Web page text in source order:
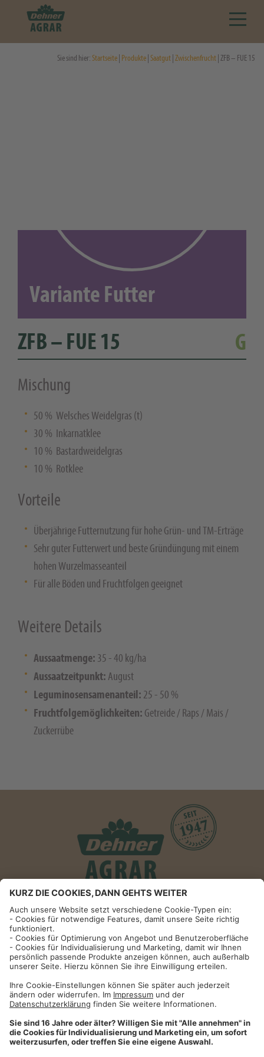
Sie sind hier:Startseite Produkte Saatgut Zwischenfrucht | ZFB – FUE 15
ZFB – FUE 15 G
Mischung
50 % Welsches Weidelgras (t)
30 % Inkarnatklee
10 % Bastardweidelgras
10 % Rotklee
Vorteile
Überjährige Futternutzung für hohe Grün- und TM-Erträge
Sehr guter Futterwert und beste Gründüngung mit einem
hohen Wurzelmasseanteil
Für alle Böden und Fruchtfolgen geeignet
Variante Futter
Weitere Details
Aussaatmenge: 35 - 40 kg/ha
Aussaatzeitpunkt: August
Leguminosensamenanteil: 25 - 50 %
Fruchtfolgemöglichkeiten: Getreide / Raps / Mais /
Zuckerrübe
Informationen
Impressum
Datenschutzhinweise
AGB und Widerrufsbelehrung
Dehner Unternehmen
Cookie-Einstellungen